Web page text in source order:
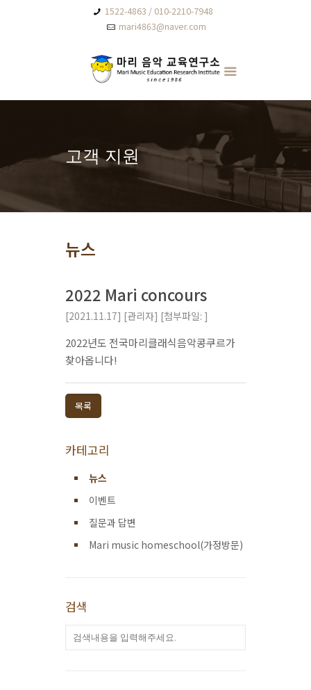
1522-4863 / 010-2210-7948
mari4863@naver.com
고객 지원
뉴스
2022 Mari concours
[2021.11.17] [관리자] [첨부파일: ]
2022년도 전국마리클래식음악콩쿠르가
찾아옵니다!
목록
카테고리
뉴스
이벤트
질문과 답변
Mari music homeschool(가정방문)
검색